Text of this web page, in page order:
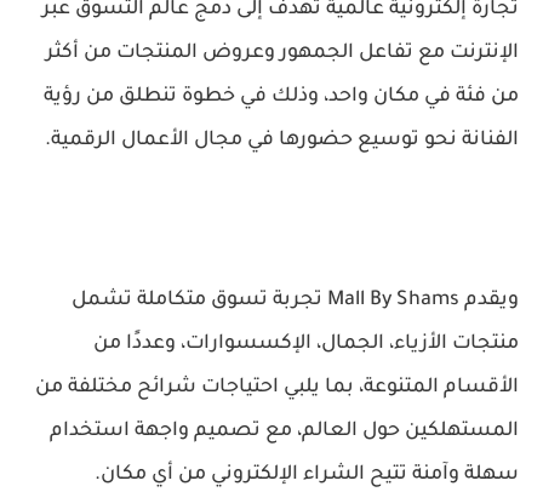
تجارة إلكترونية عالمية تهدف إلى دمج عالم التسوق عبر
الإنترنت مع تفاعل الجمهور وعروض المنتجات من أكثر
من فئة في مكان واحد، وذلك في خطوة تنطلق من رؤية
الفنانة نحو توسيع حضورها في مجال الأعمال الرقمية.
ويقدم Mall By Shams تجربة تسوق متكاملة تشمل
منتجات الأزياء، الجمال، الإكسسوارات، وعددًا من
الأقسام المتنوعة، بما يلبي احتياجات شرائح مختلفة من
المستهلكين حول العالم، مع تصميم واجهة استخدام
سهلة وآمنة تتيح الشراء الإلكتروني من أي مكان.